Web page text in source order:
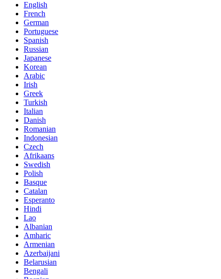
English
French
German
Portuguese
Spanish
Russian
Japanese
Korean
Arabic
Irish
Greek
Turkish
Italian
Danish
Romanian
Indonesian
Czech
Afrikaans
Swedish
Polish
Basque
Catalan
Esperanto
Hindi
Lao
Albanian
Amharic
Armenian
Azerbaijani
Belarusian
Bengali